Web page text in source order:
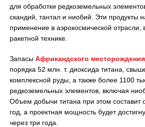
для обработки редкоземельных
скандий, тантал и ниобий. Эти продукты
применение в аэрокосмической отрасли,
ракетной технике.
Запасы Африкандского месторождения
порядка 52 млн. т. диоксида титана,
комплексной руды, а также более 1100
редкоземельных элементов, включая
Объем добычи титана при этом составит
год, а проектная мощность будет
через три года.